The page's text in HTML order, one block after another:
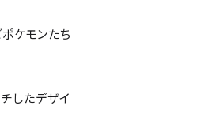
ポケモンたち
したデザイ